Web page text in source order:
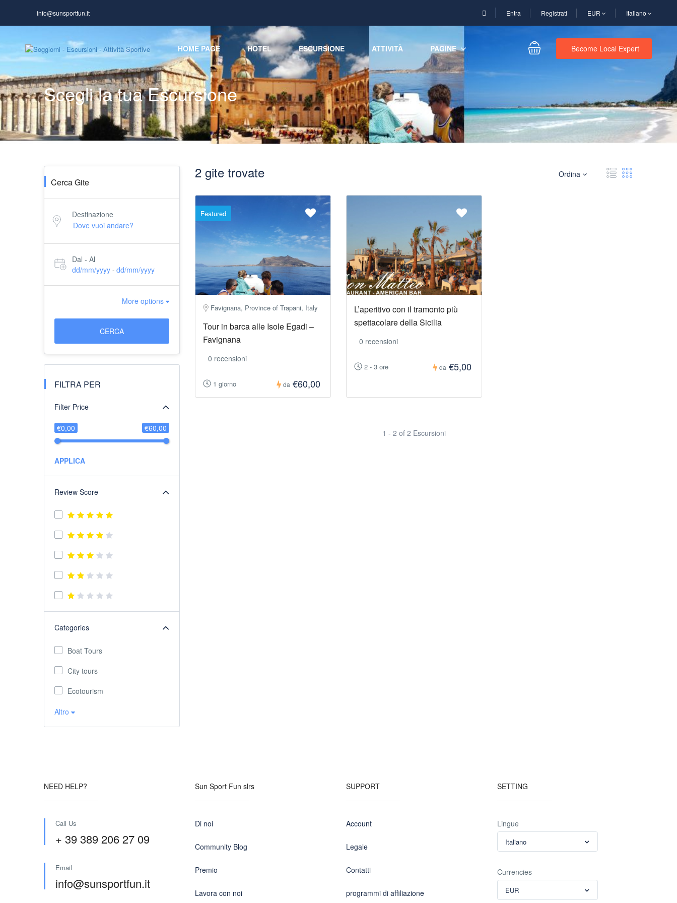
info@sunsportfun.it Entra Registrati EUR Italiano
HOME PAGE HOTEL ESCURSIONE ATTIVITÀ PAGINE Become Local Expert
Scegli la tua Escursione
Cerca Gite
Destinazione
Dal - Al
dd/mm/yyyy - dd/mm/yyyy
More options
CERCA
FILTRA PER
Filter Price
€0,00 €60,00
APPLICA
Review Score
Categories
Boat Tours
City tours
Ecotourism
Altro
Ordina
2 gite trovate
Featured
Favignana, Province of Trapani, Italy
Tour in barca alle Isole Egadi –
Favignana
0 recensioni
1 giorno da €60,00
L’aperitivo con il tramonto più
spettacolare della Sicilia
0 recensioni
2 - 3 ore da €5,00
1 - 2 of 2 Escursioni
NEED HELP?
Call Us
+ 39 389 206 27 09
Email
info@sunsportfun.it
Sun Sport Fun slrs
Di noi
Community Blog
Premio
Lavora con noi
SUPPORT
Account
Legale
Contatti
programmi di affiliazione
SETTING
Lingue
Italiano
Currencies
EUR